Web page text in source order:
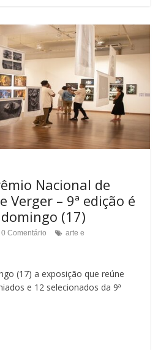
Nacional de
Verger – 9ª edição é
(17)
0 Comentário
arte e
(17) a exposição que reúne
e 12 selecionados da 9ª